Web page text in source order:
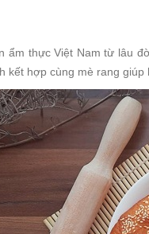
ẩm thực Việt Nam từ lâu
hợp cùng mè rang giúp